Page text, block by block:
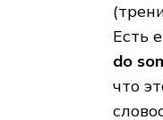
Есть
do
что